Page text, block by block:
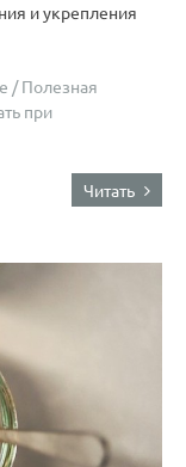
и укрепления
/Полезная
при
Читать